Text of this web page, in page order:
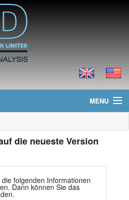
MENU
die neueste Version
folgenden Informationen
Dann können Sie das